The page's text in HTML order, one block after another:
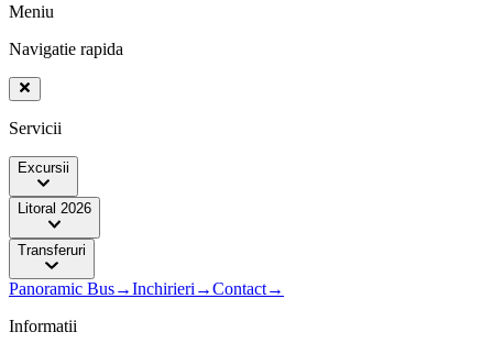
Meniu
Navigatie rapida
Servicii
Excursii
Litoral 2026
Transferuri
Panoramic Bus→Inchirieri →Contact→
Informatii